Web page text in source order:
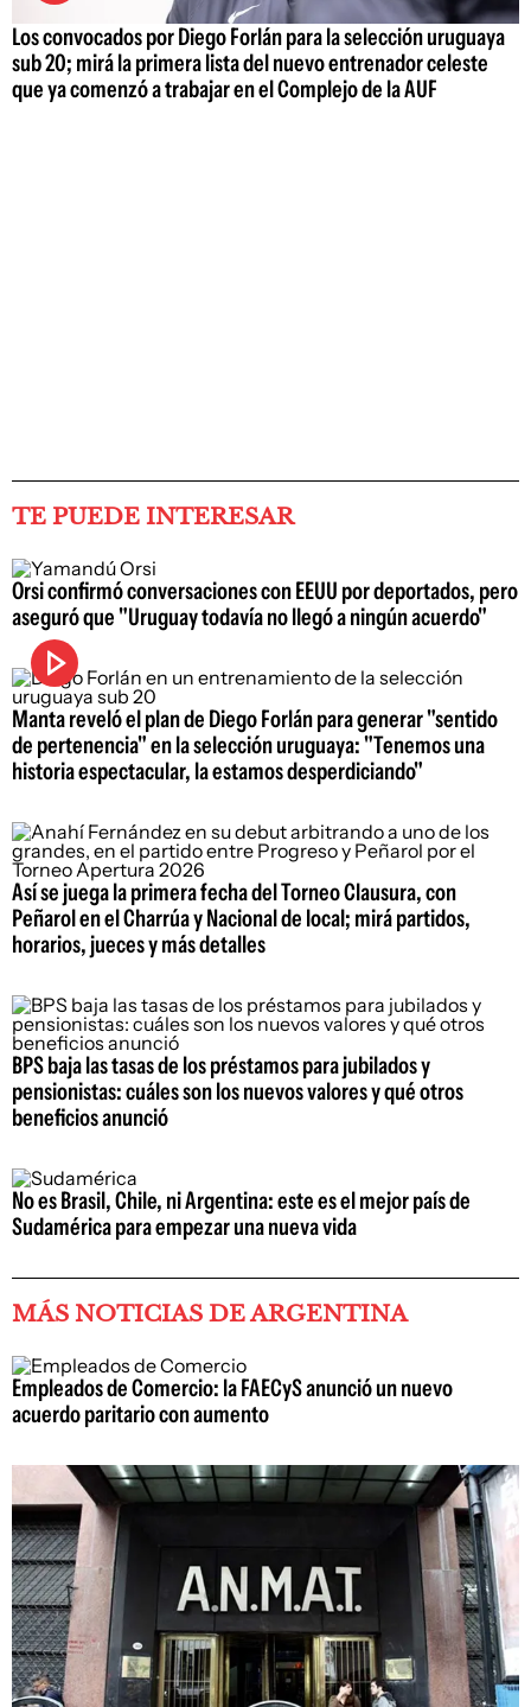
Los convocados por Diego Forlán para la selección uruguaya
sub 20; mirá la primera lista del nuevo entrenador celeste
que ya comenzó a trabajar en el Complejo de la AUF
TE PUEDE INTERESAR
Orsi confirmó conversaciones con EEUU por deportados, pero
aseguró que "Uruguay todavía no llegó a ningún acuerdo"
Manta reveló el plan de Diego Forlán para generar "sentido
de pertenencia" en la selección uruguaya: "Tenemos una
historia espectacular, la estamos desperdiciando"
Así se juega la primera fecha del Torneo Clausura, con
Peñarol en el Charrúa y Nacional de local; mirá partidos,
horarios, jueces y más detalles
BPS baja las tasas de los préstamos para jubilados y
pensionistas: cuáles son los nuevos valores y qué otros
beneficios anunció
No es Brasil, Chile, ni Argentina: este es el mejor país de
Sudamérica para empezar una nueva vida
MÁS NOTICIAS DE ARGENTINA
Empleados de Comercio: la FAECyS anunció un nuevo
acuerdo paritario con aumento